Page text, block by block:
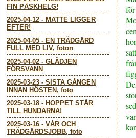
FIN PÅSKHELG!
2025-04-12 - MATTE LIGGER
EFTER!
2025-04-05 - EN TRÄDGÅRD
FULL MED LIV, foton
2025-04-02 - GLÄDJEN
FÖRSVANN
2025-03-23 - SISTA GÅNGEN
INNAN HÖSTEN, foto
2025-03-18 - HOPPET STÅR
TILL HUNDARNA!
2025-03-16 - VÅR OCH
TRÄDGÅRDSJOBB, foto